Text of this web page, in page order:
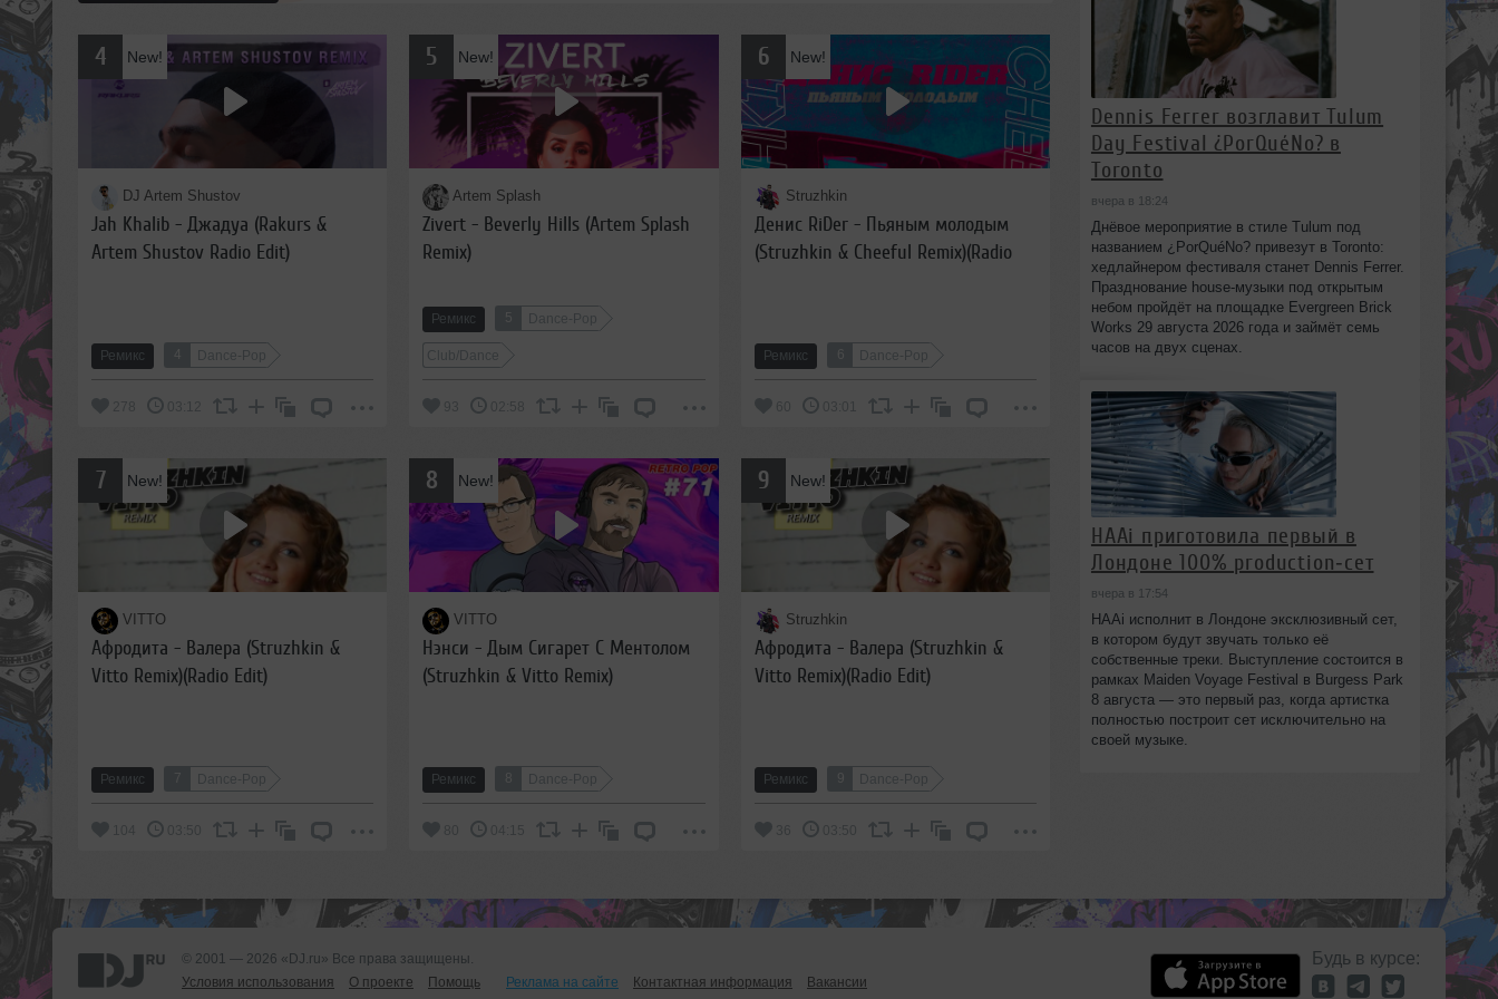
4 New!
DJ Artem Shustov
Jah Khalib - Джадуа (Rakurs &
Artem Shustov Radio Edit)
Ремикс 4 Dance-Pop
278 03:12
5 New!
Artem Splash
Zivert - Beverly Hills (Artem Splash
Remix)
Ремикс 5 Dance-Pop
Club/Dance
93 02:58
6 New!
Struzhkin
Денис RiDer - Пьяным молодым
(Struzhkin & Cheeful Remix)(Radio
Ремикс 6 Dance-Pop
60 03:01
7 New!
VITTO
Афродита - Валера (Struzhkin &
Vitto Remix)(Radio Edit)
Ремикс 7 Dance-Pop
03:50
8 New!
VITTO
Нэнси - Дым Cигарет C Ментолом
(Struzhkin & Vitto Remix)
Ремикс 8 Dance-Pop
04:15
9 New!
Struzhkin
Афродита - Валера (Struzhkin &
Vitto Remix)(Radio Edit)
Ремикс 9 Dance-Pop
36 03:50
Dennis Ferrer возглавит Tulum
Day Festival ¿PorQuéNo? в
Toronto
вчера в 18:24
Днёвое мероприятие в стиле Tulum под
названием ¿PorQuéNo? привезут в Toronto:
хедлайнером фестиваля станет Dennis Ferrer.
Празднование house-музыки под открытым
небом пройдёт на площадке Evergreen Brick
Works 29 августа 2026 года и займёт семь
часов на двух сценах.
HAAi приготовила первый в
Лондоне 100% production‑сет
вчера в 17:54
HAAi исполнит в Лондоне эксклюзивный сет,
в котором будут звучать только её
собственные треки. Выступление состоится в
рамках Maiden Voyage Festival в Burgess Park
8 августа — это первый раз, когда артистка
полностью построит сет исключительно на
своей музыке.
© 2001 — 2026 «DJ.ru» Все права защищены.
Условия использования
О проекте Помощь Реклама на сайте Контактная информация Вакансии
Будь в курсе: